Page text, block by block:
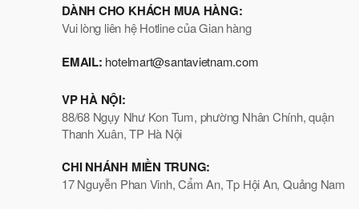
DÀNH CHO KHÁCH MUA HÀNG:
Vui lòng liên hệ Hotline của Gian hàng
EMAIL: hotelmart@santavietnam.com
VP HÀ NỘI:
88/68 Ngụy Như Kon Tum, phường Nhân Chính, quận
Thanh Xuân, TP Hà Nội
CHI NHÁNH MIỀN TRUNG:
17 Nguyễn Phan Vinh, Cẩm An, Tp Hội An, Quảng Nam